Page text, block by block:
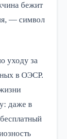
бежит
— символ
уходу за
в ОЭСР.
даже в